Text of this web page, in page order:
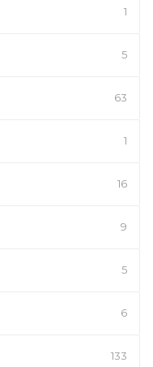
1
5
63
1
16
9
5
6
133